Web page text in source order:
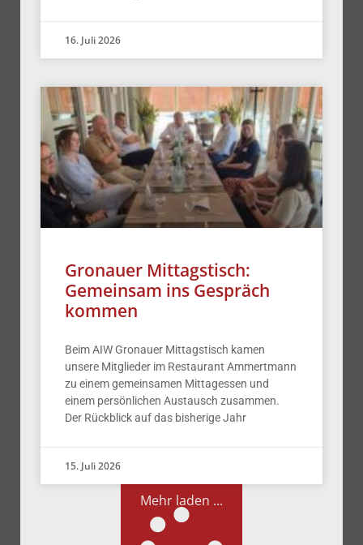
16. Juli 2026
Gronauer Mittagstisch:
Gemeinsam ins Gespräch
kommen
Beim AIW Gronauer Mittagstisch kamen
unsere Mitglieder im Restaurant Ammertmann
zu einem gemeinsamen Mittagessen und
einem persönlichen Austausch zusammen.
Der Rückblick auf das bisherige Jahr
15. Juli 2026
Mehr laden ...